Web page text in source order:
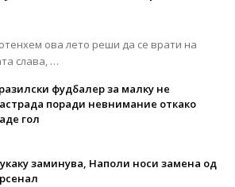
ова лето реши да се врати на
слава, …
фудбалер за малку не
поради невнимание откако
гол
заминува, Наполи носи замена од